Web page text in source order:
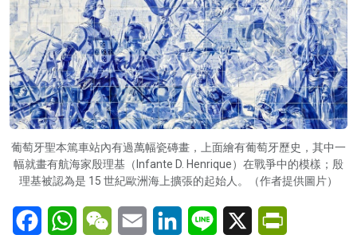
葡萄牙聖本篤車站內有過萬幅瓷磚畫，上面繪有葡萄牙歷史，其中一
幅就畫有航海家殷理基（Infante D. Henrique）在戰爭中的模樣；殷
理基被認為是 15 世紀歐洲海上擴張的起始人。（作者提供圖片）
FacebookWhatsAppWeChatEmail LinkedInLine X